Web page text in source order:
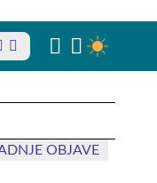
OBJAVE